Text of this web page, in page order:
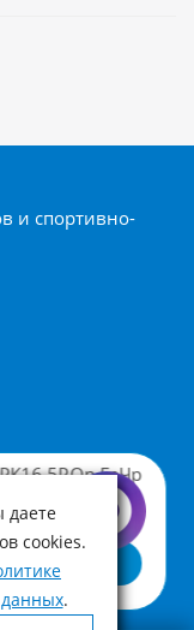
и спортивно-
даете
cookies.
.